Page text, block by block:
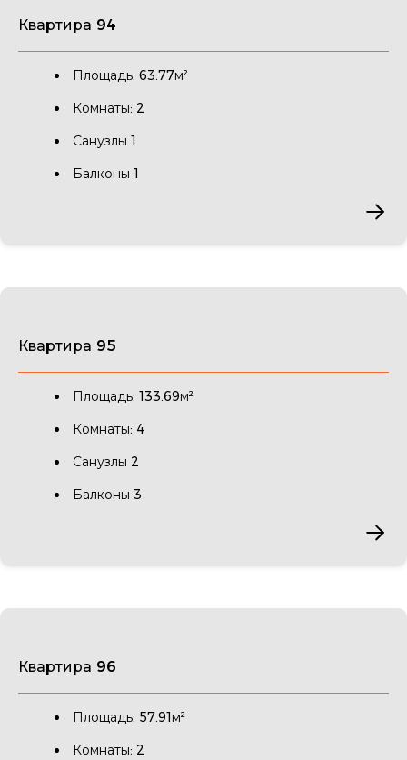
Квартира 94
Площадь: 63.77м²
Комнаты: 2
Санузлы 1
Балконы 1
Квартира 95
Площадь: 133.69м²
Комнаты: 4
Санузлы 2
Балконы 3
Квартира 96
Площадь: 57.91м²
Комнаты: 2